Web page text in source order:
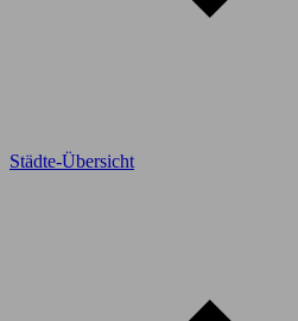
Städte-Übersicht